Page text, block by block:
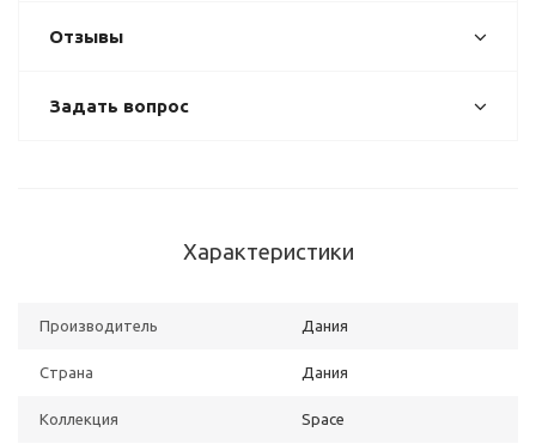
Отзывы
Задать вопрос
Характеристики
Производитель Дания
Страна Дания
Коллекция Space